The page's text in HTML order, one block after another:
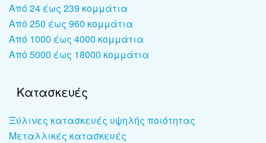
Από 24 έως 239 κομμάτια
Από 250 έως 960 κομμάτια
Από 1000 έως 4000 κομμάτια
Από 5000 έως 18000 κομμάτια
Κατασκευές
Ξύλινες κατασκευές υψηλής ποιότητας
Μεταλλικές κατασκευές